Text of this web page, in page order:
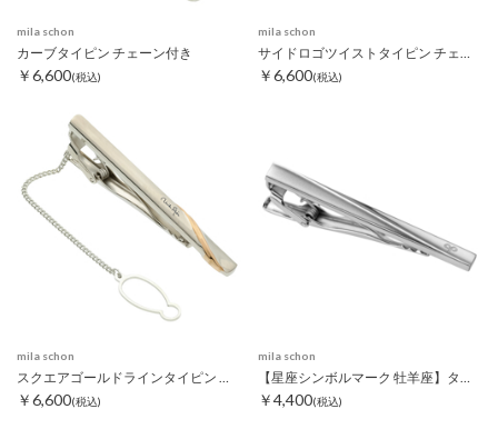
mila schon
カーブタイピン チェーン付き
￥6,600(税込)
mila schon
サイドロゴツイストタイピン チェーン付き
￥6,600(税込)
mila schon
￥6,600(税込)
mila schon
￥4,400(税込)